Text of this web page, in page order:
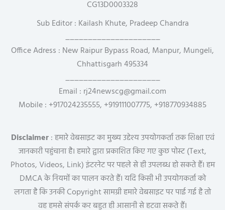
CG13D0003328
Sub Editor : Kailash Khute, Pradeep Chandra
_____________________
Office Adress : New Raipur Bypass Road, Manpur, Mungeli,
Chhattisgarh 495334
_____________________
Email : rj24newscg@gmail.com
Mobile : +917024235555, +919111007775, +918770934885
Disclaimer: हमारे वेबसाइट का मुख्य उद्देश्य उपयोगकर्ता तक शिक्षा एवं
जानकारी पहुंचाना है। हमारे द्वारा प्रकाशित किए गए कुछ पोस्ट (Text,
Photos, Videos, Link) इंटरनेट पर पहले से ही उपलब्ध हो सकते हैं। हम
DMCA के नियमों का पालन करते हैं। यदि किसी भी उपयोगकर्ता को
लगता है कि उनकी Copyright सामग्री हमारे वेबसाइट पर पाई गई है तो
वह हमसे संपर्क कर बहुत ही आसानी से हटवा सकते हैं।